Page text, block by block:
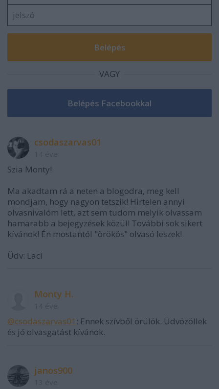
VAGY
csodaszarvas01
Szia Monty!
Ma akadtam rá a neten a blogodra, meg kell
mondjam, hogy nagyon tetszik! Hirtelen annyi
olvasnivalóm lett, azt sem tudom melyik olvassam
hamarabb a bejegyzések közül! További sok sikert
kívánok! Én mostantól "örökös" olvasó leszek!
Üdv: Laci
Monty H.
@csodaszarvas01 : Ennek szívből örülök. Üdvözöllek
és jó olvasgatást kívánok.
janos900